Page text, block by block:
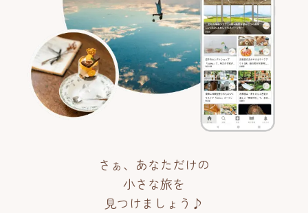
さぁ、あなただけの
小さな旅を
見つけましょう♪